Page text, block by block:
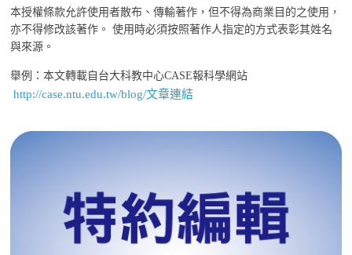
本授權條款允許使用者散布、傳輸著作，但不得為商業目的之使用，
亦不得修改該著作。 使用時必須按照著作人指定的方式表彰其姓名
與來源。
舉例：本文轉載自台大科教中心CASE報科學網站
http://case.ntu.edu.tw/blog/文章連結